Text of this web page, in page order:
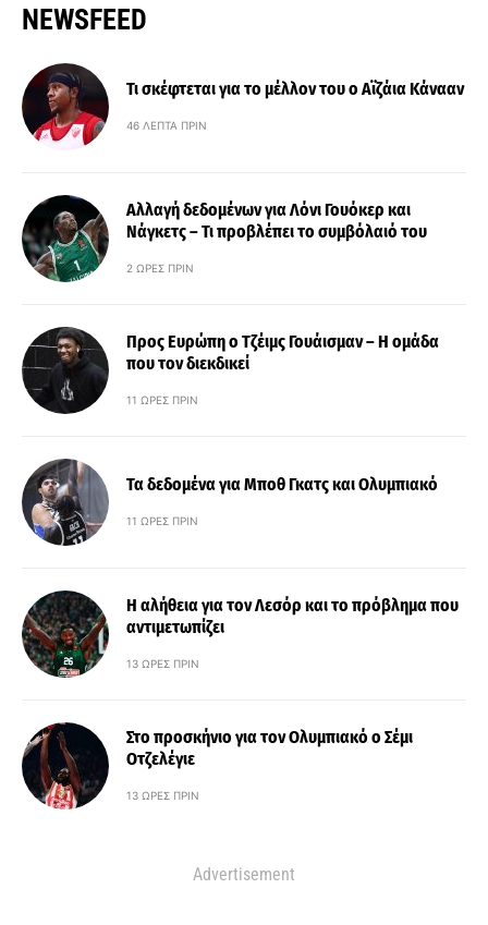
NEWSFEED
Τι σκέφτεται για το μέλλον του ο Αϊζάια Κάνααν
46 ΛΕΠΤΆ ΠΡΙΝ
Αλλαγή δεδομένων για Λόνι Γουόκερ και
Νάγκετς – Τι προβλέπει το συμβόλαιό του
2 ΏΡΕΣ ΠΡΙΝ
Προς Ευρώπη ο Τζέιμς Γουάισμαν – Η ομάδα
που τον διεκδικεί
11 ΏΡΕΣ ΠΡΙΝ
Τα δεδομένα για Μποθ Γκατς και Ολυμπιακό
11 ΏΡΕΣ ΠΡΙΝ
Η αλήθεια για τον Λεσόρ και το πρόβλημα που
αντιμετωπίζει
13 ΏΡΕΣ ΠΡΙΝ
Στο προσκήνιο για τον Ολυμπιακό ο Σέμι
Οτζελέγιε
13 ΏΡΕΣ ΠΡΙΝ
Advertisement